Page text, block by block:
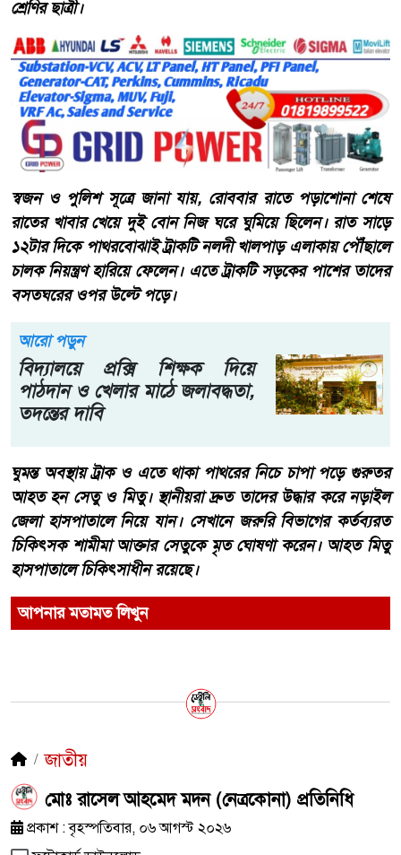
শ্রেণির ছাত্রী।
স্বজন ও পুলিশ সূত্রে জানা যায়, রোববার রাতে পড়াশোনা শেষে
রাতের খাবার খেয়ে দুই বোন নিজ ঘরে ঘুমিয়ে ছিলেন। রাত সাড়ে
১২টার দিকে পাথরবোঝাই ট্রাকটি নলদী খালপাড় এলাকায় পৌঁছালে
চালক নিয়ন্ত্রণ হারিয়ে ফেলেন। এতে ট্রাকটি সড়কের পাশের তাদের
বসতঘরের ওপর উল্টে পড়ে।
আরো পড়ুন
বিদ্যালয়ে প্রক্সি শিক্ষক দিয়ে
পাঠদান ও খেলার মাঠে জলাবদ্ধতা,
তদন্তের দাবি
ঘুমন্ত অবস্থায় ট্রাক ও এতে থাকা পাথরের নিচে চাপা পড়ে গুরুতর
আহত হন সেতু ও মিতু। স্থানীয়রা দ্রুত তাদের উদ্ধার করে নড়াইল
জেলা হাসপাতালে নিয়ে যান। সেখানে জরুরি বিভাগের কর্তব্যরত
চিকিৎসক শামীমা আক্তার সেতুকে মৃত ঘোষণা করেন। আহত মিতু
হাসপাতালে চিকিৎসাধীন রয়েছে।
আপনার মতামত লিখুন
জাতীয়
মোঃ রাসেল আহমেদ মদন (নেত্রকোনা) প্রতিনিধি
প্রকাশ : বৃহস্পতিবার, ০৬ আগস্ট ২০২৬